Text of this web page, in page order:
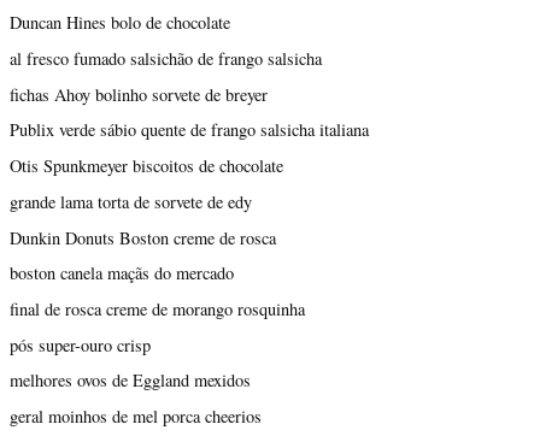
Duncan Hines bolo de chocolate
al fresco fumado salsichão de frango salsicha
fichas Ahoy bolinho sorvete de breyer
Publix verde sábio quente de frango salsicha italiana
Otis Spunkmeyer biscoitos de chocolate
grande lama torta de sorvete de edy
Dunkin Donuts Boston creme de rosca
boston canela maçãs do mercado
final de rosca creme de morango rosquinha
pós super-ouro crisp
melhores ovos de Eggland mexidos
geral moinhos de mel porca cheerios